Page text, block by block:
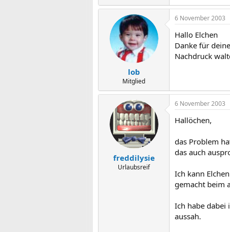
lob
Mitglied
6 November 2003
Hallo Elchen
Danke für
Nachdruck
freddilysie
Urlaubsreif
6 November 2003
Hallöchen,
das Problem
das auch
Ich kann
gemacht beim
Ich habe dabei
aussah.